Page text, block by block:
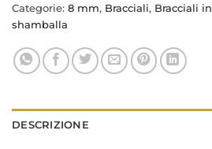
Categorie: 8 mm, Bracciali, Bracciali
shamballa
DESCRIZIONE